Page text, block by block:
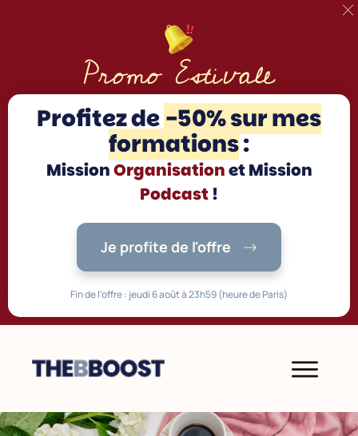
Promo Estivale
Profitez de -50% sur mes
formations:
MissionOrganisationet Mission
Podcast!
Je profite de l'offre
Fin de l'offre : jeudi 6 août à 23h59 (heure de Paris)